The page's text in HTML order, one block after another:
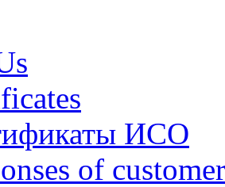
ИСО
of